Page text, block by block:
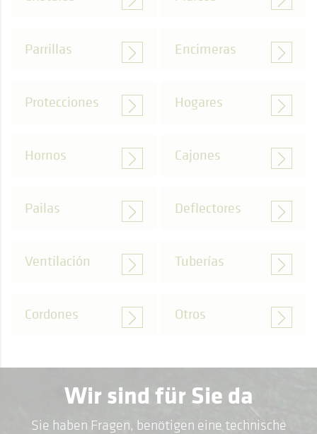
Parrillas Encimeras
Protecciones Hogares
Hornos Cajones
Pailas Deflectores
Ventilación Tuberías
Cordones Otros
Wir sind für Sie da
Sie haben Fragen, benötigen eine technische